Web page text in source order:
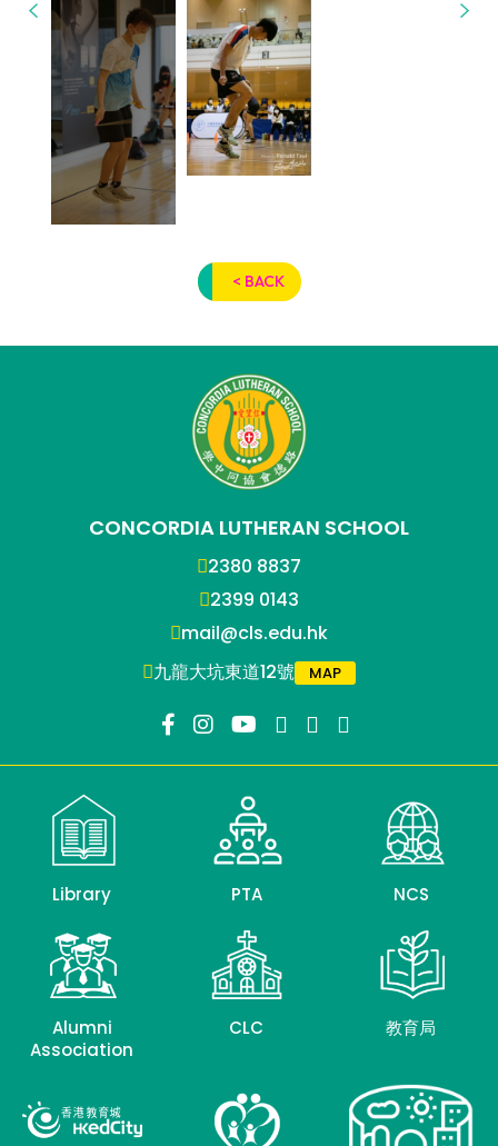
< BACK
CONCORDIA LUTHERAN SCHOOL
2380 8837
2399 0143
mail@cls.edu.hk
九龍大坑東道12號
MAP
Library PTA NCS
Alumni
Association
CLC 教育局